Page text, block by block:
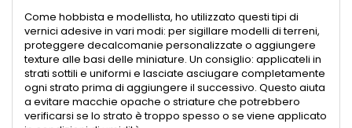
Come hobbista e modellista, ho utilizzato questi tipi di
vernici adesive in vari modi: per sigillare modelli di terreni,
proteggere decalcomanie personalizzate o aggiungere
texture alle basi delle miniature. Un consiglio: applicateli in
strati sottili e uniformi e lasciate asciugare completamente
ogni strato prima di aggiungere il successivo. Questo aiuta
a evitare macchie opache o striature che potrebbero
verificarsi se lo strato è troppo spesso o se viene applicato